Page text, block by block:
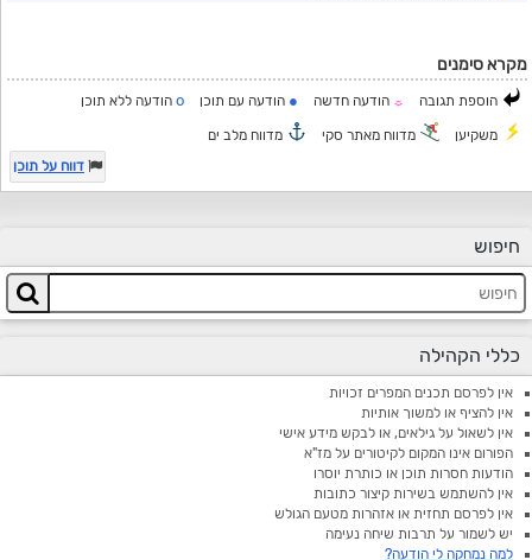
מקרא סימנים
הוספת תגובה ☼ הודעה חדשה ● הודעה עם תוכן o הודעה ללא תוכן
משקיען מדווח מאתר סקי
מדווח מלב ים
דווח על תוכן
חיפוש
כללי הקהילה
אין לפרסם תכנים המפרים זכויות
אין להציף או למשוך אותיות
אין לשאול על גילאים, או לבקש מידע אישי
הפורום אינו המקום לקיטורים על מז"א
הודעות חסרות תוכן או כותרת יוסרו
אין להשתמש בשירות קיצור כתובות
אין לפרסם תחזית או אזהרות מטעם הגולש
יש לשמור על תרבות שיחה נעימה
למה נמחקה לי הודעה?